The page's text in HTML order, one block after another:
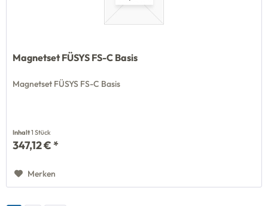
Magnetset FÜSYS FS-C Basis
Magnetset FÜSYS FS-C Basis
Inhalt1 Stück
347,12 € *
Merken